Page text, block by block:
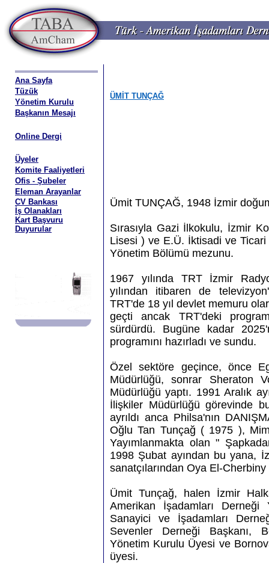
Ana Sayfa
Tüzük
Yönetim Kurulu
Başkanın Mesajı
Online Dergi
Üyeler
Komite Faaliyetleri
Ofis - Şubeler
Eleman Arayanlar
CV Bankası
İş Olanakları
Kart Başvuru
Duyurular
ÜMİT TUNÇAĞ
Ümit TUNÇAĞ, 1948 İzmir
Sırasıyla Gazi İlkokulu, İzmir
Lisesi ) ve E.Ü. İktisadi ve
Yönetim Bölümü mezunu.
1967 yılında TRT İzmir
yılından itibaren de
TRT'de 18 yıl devlet memuru
geçti ancak TRT'deki
sürdürdü. Bugüne kadar
programını hazırladı ve sundu.
Özel sektöre geçince, önce
Müdürlüğü, sonrar Sheraton
Müdürlüğü yaptı. 1991 Aralık
İlişkiler Müdürlüğü görevinde
ayrıldı anca Philsa'nın
Oğlu Tan Tunçağ ( 1975 ),
Yayımlanmakta olan "
1998 Şubat ayından bu yana,
sanatçılarından Oya El-
Ümit Tunçağ, halen İzmir
Amerikan İşadamları
Sanayici ve İşadamları
Sevenler Derneği Başkanı,
Yönetim Kurulu Üyesi ve
üyesi.